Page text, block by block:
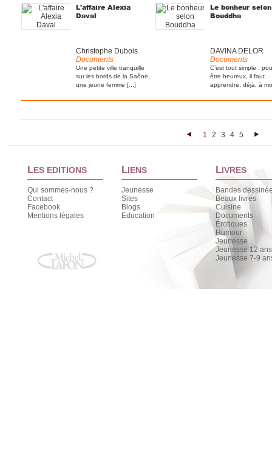
L'affaire Alexia
Daval
Christophe Dubois
Documents
Une petite ville tranquille
sur les bords de la Saône,
une jeune femme [...]
Le bonheur selon
Bouddha
DAVINA DELOR
Documents
C’est tout simple :
être heureux, il faut
apprendre, déjà, à
1 2 3 4 5
LES EDITIONS
Qui sommes-nous ?
Contact
Facebook
Mentions légales
LIENS
Jeunesse
Sites
Blogs
Education
LIVRES
Bandes
Beaux livres
Cuisine
Documents
Érotiques
Humour
Jeunesse
Jeunesse 12
Jeunesse 7-9